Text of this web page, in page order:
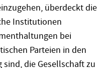
überdeckt die
Institutionen
bei
Parteien in den
die Gesellschaft zu